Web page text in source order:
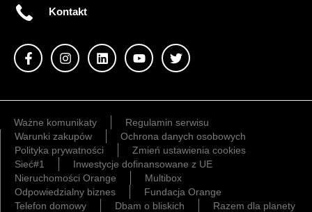
Kontakt
Ważne komunikaty
Regulamin serwisu
Warunki zakupów
Ochrona danych osobowych
Polityka prywatności
Zmień ustawienia cookies
Sieć#1
Inwestycje dofinansowane z UE
Nieruchomości Orange
Multibox
Odpowiedzialny biznes
Fundacja Orange
Telefon domowy
Dbam o bliskich Razem dla planety